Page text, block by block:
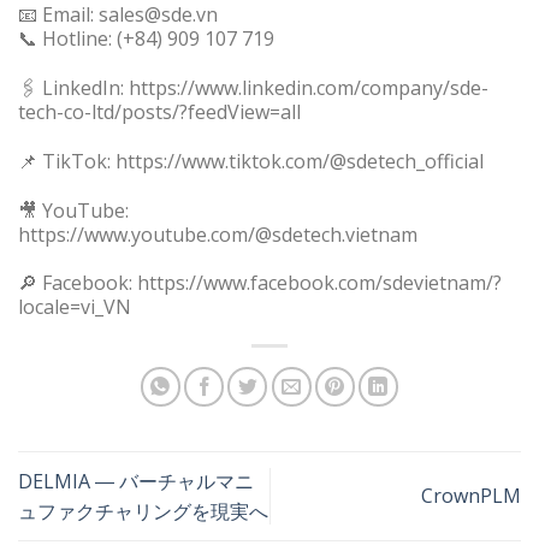
📧 Email: sales@sde.vn
📞 Hotline: (+84) 909 107 719
🖇 LinkedIn: https://www.linkedin.com/company/sde-
tech-co-ltd/posts/?feedView=all
📌 TikTok: https://www.tiktok.com/@sdetech_official
🎥 YouTube:
https://www.youtube.com/@sdetech.vietnam
🔎 Facebook: https://www.facebook.com/sdevietnam/?
locale=vi_VN
DELMIA ― バーチャルマニ
ュファクチャリングを現実へ
CrownPLM